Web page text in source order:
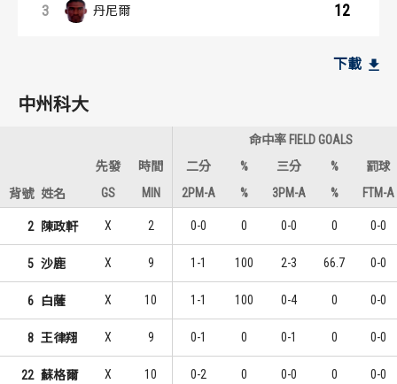
3 丹尼爾 12
1
吳秉耀 4
世新大學
1 丹尼爾 17
2 沙巴斯丁 11
3 9
1
吳鈺堂 2
世新大學
1 陳建銘 3
1 吳政祐 3
3 2
下載
中州科大
命中率 FIELD GOALS
先發
時間 二分 % 三分 %
罰球
背號 姓名 GS MIN 2PM-A % 3PM-A % FTM-A
2 陳政軒 X 2 0-0 0 0-0 0 0-0
5 沙鹿 X 9 1-1 100 2-3 66.7 0-0
6 白薩 X 10 1-1 100 0-4 0 0-0
8 王律翔 X 9 0-1 0 0-1 0 0-0
22 蘇格爾 X 10 0-2 0 0-0 0 0-0